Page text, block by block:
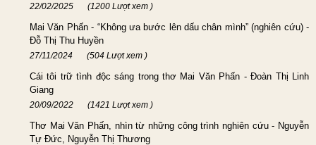
22/02/2025 (1200 Lượt xem )
Mai Văn Phấn - “Không ưa bước lên dấu chân mình” (nghiên cứu) -
Đỗ Thị Thu Huyền
27/11/2024 (504 Lượt xem )
Cái tôi trữ tình độc sáng trong thơ Mai Văn Phấn - Đoàn Thị Linh
Giang
20/09/2022 (1421 Lượt xem )
Thơ Mai Văn Phấn, nhìn từ những công trình nghiên cứu - Nguyễn
Tự Đức, Nguyễn Thị Thương